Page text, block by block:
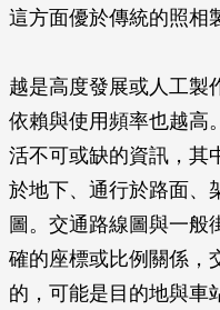
這方面優於傳統的照相
越是高度發展或人工製
依賴與使用頻率也越高
活不可或缺的資訊，其
於地下、通行於路面、
圖。交通路線圖與一般
確的座標或比例關係，
的，可能是目的地與車